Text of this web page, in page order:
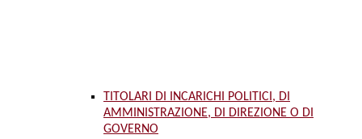
TITOLARI DI INCARICHI POLITICI, DI
AMMINISTRAZIONE, DI DIREZIONE O DI
GOVERNO